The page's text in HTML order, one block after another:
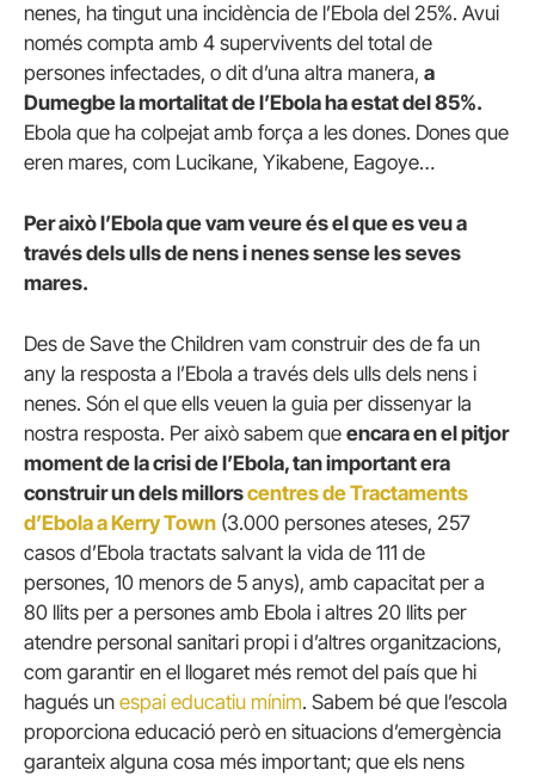
nenes, ha tingut una incidència de l’Ebola del 25%. Avui
només compta amb 4 supervivents del total de
persones infectades, o dit d’una altra manera, a
Dumegbe la mortalitat de l’Ebola ha estat del 85%.
Ebola que ha colpejat amb força a les dones. Dones que
eren mares, com Lucikane, Yikabene, Eagoye…
Per això l’Ebola que vam veure és el que es veu a
través dels ulls de nens i nenes sense les seves
mares.
Des de Save the Children vam construir des de fa un
any la resposta a l’Ebola a través dels ulls dels nens i
nenes. Són el que ells veuen la guia per dissenyar la
nostra resposta. Per això sabem que encara en el pitjor
moment de la crisi de l’Ebola, tan important era
construir un dels millorscentres de Tractaments
d’Ebola a Kerry Town (3.000 persones ateses, 257
casos d’Ebola tractats salvant la vida de 111 de
persones, 10 menors de 5 anys), amb capacitat per a
80 llits per a persones amb Ebola i altres 20 llits per
atendre personal sanitari propi i d’altres organitzacions,
com garantir en el llogaret més remot del país que hi
hagués un espai educatiu mínim. Sabem bé que l’escola
proporciona educació però en situacions d’emergència
garanteix alguna cosa més important; que els nens